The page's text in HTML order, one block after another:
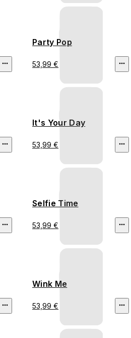
Party Pop
53,99 €
It's Your Day
53,99 €
Selfie Time
53,99 €
Wink Me
53,99 €